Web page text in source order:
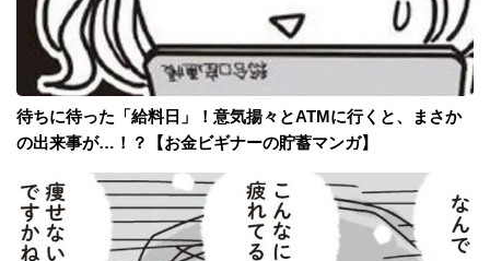
待ちに待った「給料日」！意気揚々とATMに行くと、まさか
の出来事が…！？【お金ビギナーの貯蓄マンガ】